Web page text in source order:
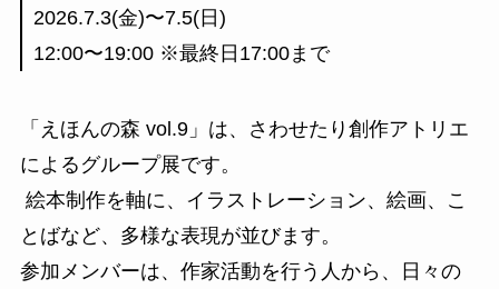
2026.7.3(金)〜7.5(日)
12:00〜19:00 ※最終日17:00まで
「えほんの森 vol.9」は、さわせたり創作アトリエ
によるグループ展です。
絵本制作を軸に、イラストレーション、絵画、こ
とばなど、多様な表現が並びます。
参加メンバーは、作家活動を行う人から、日々の